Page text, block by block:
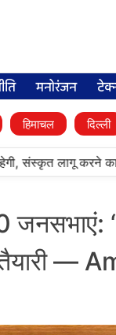
मनोरंजन
हिमाचल दिल्ली
संस्कृत लागू करने का
—